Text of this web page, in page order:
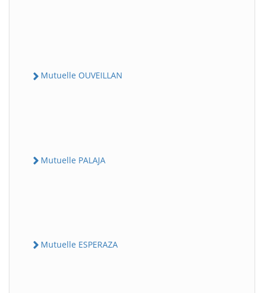
Mutuelle OUVEILLAN
Mutuelle PALAJA
Mutuelle ESPERAZA